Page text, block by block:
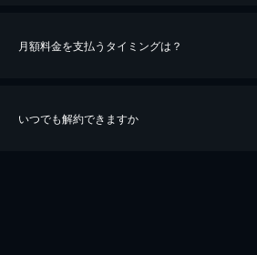
※40％ポイント還元の対象は、クレジットカード決済に
月額料金を支払うタイミングは？
いつでも解約できますか